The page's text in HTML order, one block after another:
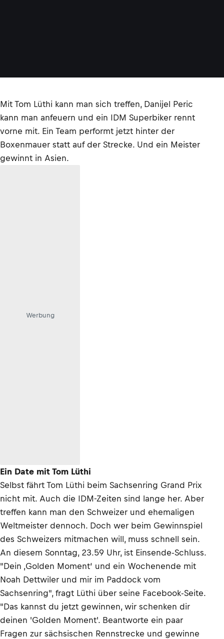
Mit Tom Lüthi kann man sich treffen, Danijel Peric
kann man anfeuern und ein IDM Superbiker rennt
vorne mit. Ein Team performt jetzt hinter der
Boxenmauer statt auf der Strecke. Und ein Meister
gewinnt in Asien.
Werbung
Ein Date mit Tom Lüthi
Selbst fährt Tom Lüthi beim Sachsenring Grand Prix
nicht mit. Auch die IDM-Zeiten sind lange her. Aber
treffen kann man den Schweizer und ehemaligen
Weltmeister dennoch. Doch wer beim Gewinnspiel
des Schweizers mitmachen will, muss schnell sein.
An diesem Sonntag, 23.59 Uhr, ist Einsende-Schluss.
"Dein ‚Golden Moment‘ und ein Wochenende mit
Noah Dettwiler und mir im Paddock vom
Sachsenring", fragt Lüthi über seine Facebook-Seite.
"Das kannst du jetzt gewinnen, wir schenken dir
deinen 'Golden Moment'. Beantworte ein paar
Fragen zur sächsischen Rennstrecke und gewinne